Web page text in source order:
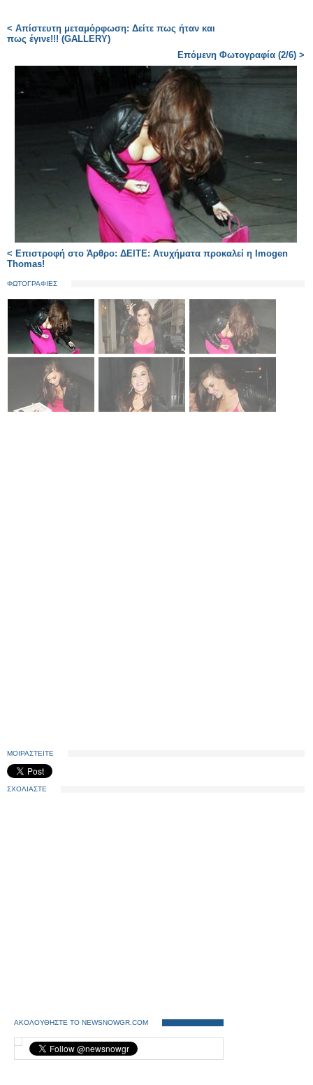
< Απίστευτη μεταμόρφωση: Δείτε πως ήταν και
πως έγινε!!! (GALLERY)
Επόμενη Φωτογραφία (2/6) >
< Επιστροφή στο Άρθρο: ΔΕΙΤΕ: Ατυχήματα προκαλεί η Imogen
Thomas!
ΦΩΤΟΓΡΑΦΙΕΣ
ΜΟΙΡΑΣΤΕΙΤΕ
ΣΧΟΛΙΑΣΤΕ
ΑΚΟΛΟΥΘΗΣΤΕ ΤΟ NEWSNOWGR.COM